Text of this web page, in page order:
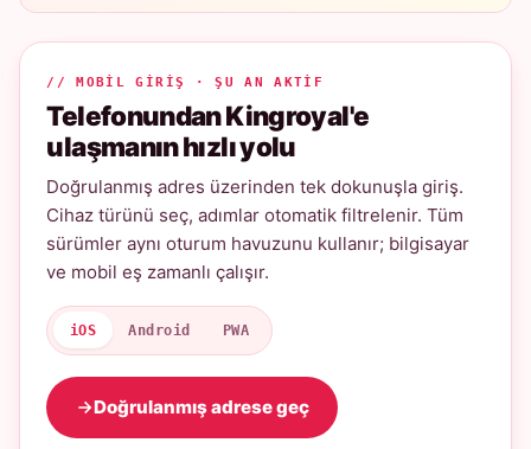
// MOBIL GIRIŞ · ŞU AN AKTIF
Telefonundan Kingroyal'e
ulaşmanın hızlı yolu
Doğrulanmış adres üzerinden tek dokunuşla giriş.
Cihaz türünü seç, adımlar otomatik filtrelenir. Tüm
sürümler aynı oturum havuzunu kullanır; bilgisayar
ve mobil eş zamanlı çalışır.
iOS Android PWA
Doğrulanmış adrese geç